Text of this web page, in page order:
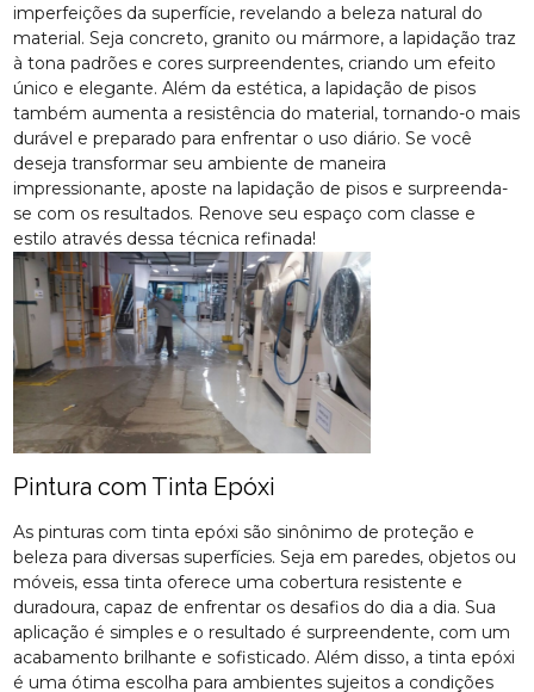
imperfeições da superfície, revelando a beleza natural do
material. Seja concreto, granito ou mármore, a lapidação traz
à tona padrões e cores surpreendentes, criando um efeito
único e elegante. Além da estética, a lapidação de pisos
também aumenta a resistência do material, tornando-o mais
durável e preparado para enfrentar o uso diário. Se você
deseja transformar seu ambiente de maneira
impressionante, aposte na lapidação de pisos e surpreenda-
se com os resultados. Renove seu espaço com classe e
estilo através dessa técnica refinada!
Pintura com Tinta Epóxi
As pinturas com tinta epóxi são sinônimo de proteção e
beleza para diversas superfícies. Seja em paredes, objetos ou
móveis, essa tinta oferece uma cobertura resistente e
duradoura, capaz de enfrentar os desafios do dia a dia. Sua
aplicação é simples e o resultado é surpreendente, com um
acabamento brilhante e sofisticado. Além disso, a tinta epóxi
é uma ótima escolha para ambientes sujeitos a condições